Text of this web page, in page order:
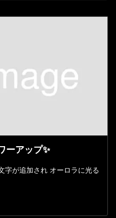
ーアップ✨
字が追加され オーロラに光る